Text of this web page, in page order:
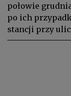
połowie
po ich
stancji przy